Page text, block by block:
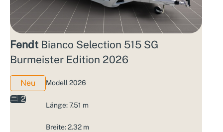
Fendt Bianco Selection 515 SG
Burmeister Edition 2026
Neu
2
Modell 2026
Länge: 7.51 m
Breite: 2.32 m